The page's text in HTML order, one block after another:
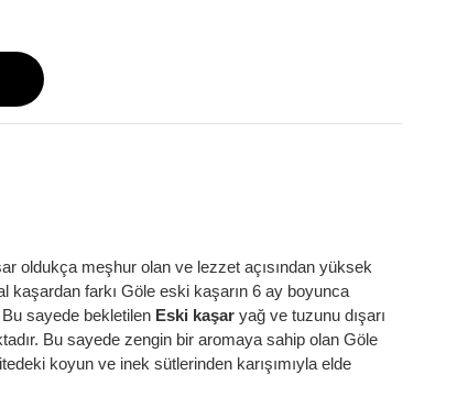
oldukça meşhur olan ve lezzet açısından yüksek
kaşardan farkı Göle eski kaşarın 6 ay boyunca
sayede bekletilen Eski kaşaryağ ve tuzunu dışarı
Bu sayede zengin bir aromaya sahip olan Göle
koyun ve inek sütlerinden karışımıyla elde